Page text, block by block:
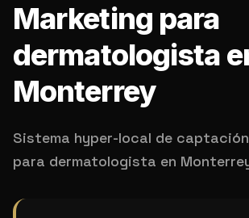
Marketing para
dermatologista
Monterrey
Sistema hyper-local de
para dermatologista en